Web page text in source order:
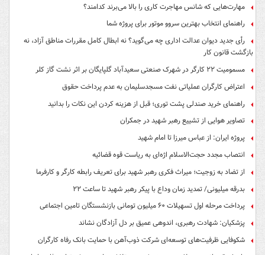
مهارت‌هایی که شانس مهاجرت کاری را بالا می‌برند کدامند؟
راهنمای انتخاب بهترین سروو موتور برای پروژه شما
رأی جدید دیوان عدالت اداری چه می‌گوید؟ نه ابطال کامل مقررات مناطق آزاد، نه
بازگشت قانون کار
مسمومیت ۲۲ کارگر در شهرک صنعتی سعیدآباد گلپایگان بر اثر نشت گاز کلر
اعتراض کارگران عملیاتی نفت مسجدسلیمان به عدم پرداخت حقوق
راهنمای خرید صندلی پشت توری؛ قبل از هزینه کردن این نکات را بدانید
تصاویر هوایی از تشییع رهبر شهید در جمکران
پروژه ایران: از عباس میرزا تا امام شهید
انتصاب مجدد حجت‌الاسلام اژه‌ای به ریاست قوه‌ قضائیه
از تضاد به زوجیت؛ میراث فکری رهبر شهید برای تعریف رابطه کارگر و کارفرما
بدرقه میلیونی/ تمدید زمان وداع با پیکر رهبر شهید تا ساعت ۲۲
پرداخت مرحله اول تسهیلات ۶۰ میلیون تومانی بازنشستگان تامین اجتماعی
پزشکیان: شهادت رهبری، اندوهی عمیق بر دل آزادگان نشاند
شکوفایی ظرفیت‌های توسعه‌ای شرکت ذوب‌آهن با حمایت‌ بانک رفاه کارگران